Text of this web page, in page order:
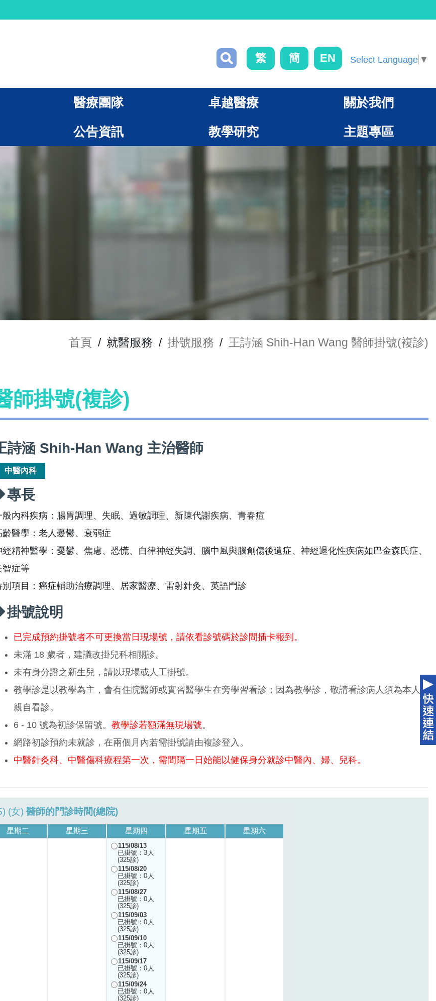
繁 簡 EN Select Language ▼
醫療團隊 卓越醫療 關於我們
公告資訊 教學研究 主題專區
首頁 / 就醫服務 / 掛號服務 / 王詩涵 Shih-Han Wang 醫師掛號(複診)
師掛號(複診)
詩涵 Shih-Han Wang 主治醫師
中醫內科
專長
般內科疾病：腸胃調理、失眠、過敏調理、新陳代謝疾病、青春痘
齡醫學：老人憂鬱、衰弱症
經精神醫學：憂鬱、焦慮、恐慌、自律神經失調、腦中風與腦創傷後遺症、神經退化性疾病如巴金森氏症、
智症等
別項目：癌症輔助治療調理、居家醫療、雷射針灸、英語門診
掛號說明
已完成預約掛號者不可更換當日現場號，請依看診號碼於診間插卡報到。
未滿 18 歲者，建議改掛兒科相關診。
未有身分證之新生兒，請以現場或人工掛號。
教學診是以教學為主，會有住院醫師或實習醫學生在旁學習看診；因為教學診，敬請看診病人須為本人
親自看診。
6 - 10 號為初診保留號。 教學診若額滿無現場號。
網路初診預約未就診，在兩個月內若需掛號請由複診登入。
中醫針灸科、中醫傷科療程第一次，需間隔一日始能以健保身分就診中醫內、婦、兒科。